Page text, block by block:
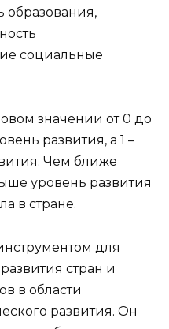
образования,
социальные
значении от 0 до
развития, а 1 –
Чем ближе
уровень развития
в стране.
для
стран и
в области
развития. Он